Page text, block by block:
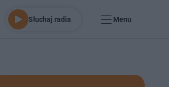
Słuchaj radia Menu